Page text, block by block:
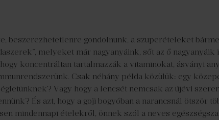
beszerezhetetlenre gondolnunk, a szuperételeket
melyeket már nagyanyáink, sőt az ő
koncentráltan tartalmazzák a vitaminokat, ásványi
Csak néhány példa közülük: egy
Vagy hogy a lencsét nemcsak az újévi
És azt, hogy a goji bogyóban a narancsnál ötször
mindennapi ételekről, önnek szól a neves